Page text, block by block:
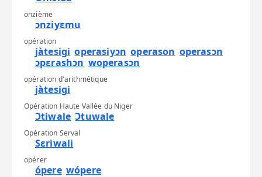
onzième
ɔnziyɛmu
opération
jàtesigi operasiyɔn operason operasɔn
ɔpɛrashɔn woperasɔn
opération d'arithmétique
jàtesigi
Opération Haute Vallée du Niger
Ɔtiwale Ɔtuwale
Opération Serval
Sɛriwali
opérer
ópere wópere